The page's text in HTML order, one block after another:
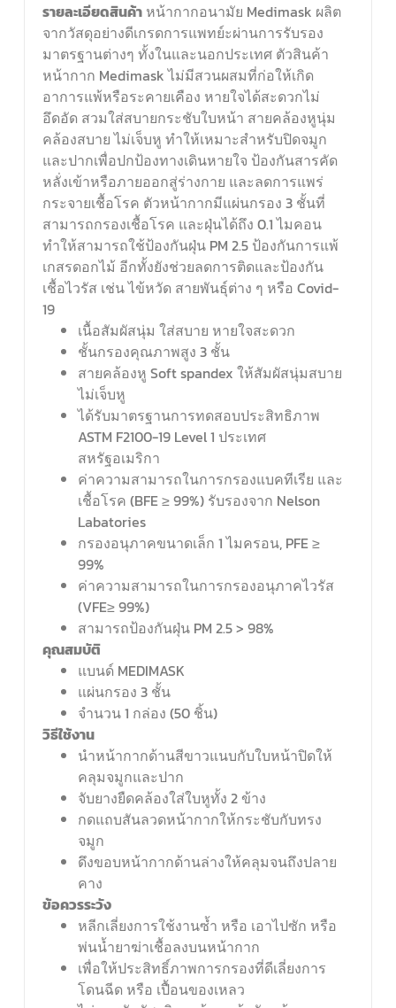
รายละเอียดสินค้าหน้ากากอนามัย Medimask ผลิต
จากวัสดุอย่างดีเกรดการแพทย์ะผ่านการรับรอง
มาตรฐานต่างๆ ทั้งในและนอกประเทศ ตัวสินค้า
หน้ากาก Medimask ไม่มีสวนผสมที่ก่อให้เกิด
อาการแพ้หรือระคายเคือง หายใจได้สะดวกไม่
อึดอัด สวมใส่สบายกระชับใบหน้า สายคล้องหูนุ่ม
คล้องสบาย ไม่เจ็บหู ทำให้เหมาะสำหรับปิดจมูก
และปากเพื่อปกป้องทางเดินหายใจ ป้องกันสารคัด
หลั่งเข้าหรือภายออกสู่ร่างกาย และลดการแพร่
กระจายเชื้อโรค ตัวหน้ากากมีแผ่นกรอง 3 ชั้นที่
สามารถกรองเชื้อโรค และฝุ่นได้ถึง 0.1 ไมคอน
ทำให้สามารถใช้ป้องกันฝุ่น PM 2.5 ป้องกันการแพ้
เกสรดอกไม้ อีกทั้งยังช่วยลดการติดและป้องกัน
เชื้อไวรัส เช่น ไข้หวัด สายพันธุ์ต่าง ๆ หรือ Covid-
19
เนื้อสัมผัสนุ่ม ใส่สบาย หายใจสะดวก
ชั้นกรองคุณภาพสูง 3 ชั้น
สายคล้องหู Soft spandex ให้สัมผัสนุ่มสบาย
ไม่เจ็บหู
ได้รับมาตรฐานการทดสอบประสิทธิภาพ
ASTM F2100-19 Level 1 ประเทศ
สหรัฐอเมริกา
ค่าความสามารถในการกรองแบคทีเรีย และ
เชื้อโรค (BFE ≥ 99%) รับรองจาก Nelson
Labatories
กรองอนุภาคขนาดเล็ก 1 ไมครอน, PFE ≥
99%
ค่าความสามารถในการกรองอนุภาคไวรัส
(VFE≥ 99%)
สามารถป้องกันฝุ่น PM 2.5 > 98%
คุณสมบัติ
แบนด์ MEDIMASK
แผ่นกรอง 3 ชั้น
จำนวน 1 กล่อง (50 ชิ้น)
วิธีใช้งาน
นำหน้ากากด้านสีขาวแนบกับใบหน้าปิดให้
คลุมจมูกและปาก
จับยางยืดคล้องใส่ใบหูทั้ง 2 ข้าง
กดแถบสันลวดหน้ากากให้กระชับกับทรง
จมูก
ดึงขอบหน้ากากด้านล่างให้คลุมจนถึงปลาย
คาง
ข้อควรระวัง
หลีกเลี่ยงการใช้งานซ้ำ หรือ เอาไปซัก หรือ
พ่นน้ำยาฆ่าเชื้อลงบนหน้ากาก
เพื่อให้ประสิทธิ์ภาพการกรองที่ดีเลี่ยงการ
โดนฉีด หรือ เปื้อนของเหลว